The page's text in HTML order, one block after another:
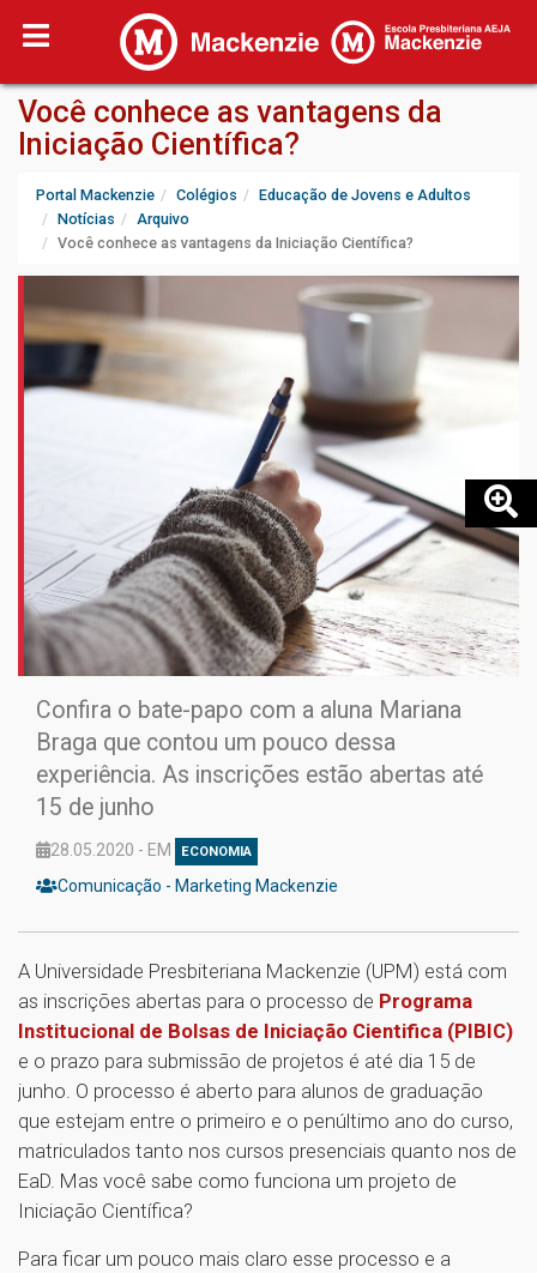
Você conhece as vantagens da
Iniciação Científica?
Portal Mackenzie Colégios
Educação de Jovens e Adultos
Notícias
Arquivo
Você conhece as vantagens da Iniciação Científica?
Confira o bate-papo com a aluna Mariana
Braga que contou um pouco dessa
experiência. As inscrições estão abertas até
15 de junho
28.05.2020 - EM ECONOMIA
Comunicação - Marketing Mackenzie
A Universidade Presbiteriana Mackenzie (UPM) está com
as inscrições abertas para o processo de Programa
Institucional de Bolsas de Iniciação Cientifica (PIBIC)
e o prazo para submissão de projetos é até dia 15 de
junho. O processo é aberto para alunos de graduação
que estejam entre o primeiro e o penúltimo ano do curso,
matriculados tanto nos cursos presenciais quanto nos de
EaD. Mas você sabe como funciona um projeto de
Iniciação Científica?
Para ficar um pouco mais claro esse processo e a